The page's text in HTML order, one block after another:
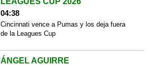
04:38
Cincinnati vence a Pumas y los deja fuera
de la Leagues Cup
ÁNGEL AGUIRRE